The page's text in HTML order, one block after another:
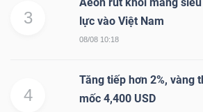
3
Aeon rút khỏi mảng
lực vào Việt Nam
08/08 10:18
4
Tăng tiếp hơn 2%, vàng
mốc 4,400 USD